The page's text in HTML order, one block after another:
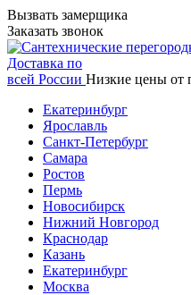
Вызвать замерщика
Заказать звонок
Доставка по
всей России Низкие цены от
Екатеринбург
Ярославль
Санкт-Петербург
Самара
Ростов
Пермь
Новосибирск
Нижний Новгород
Краснодар
Казань
Екатеринбург
Москва